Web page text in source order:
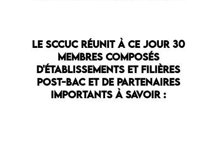
Le SCCUC réunit à ce jour 30
membres composés
d'établissements et filières
post-bac et de partenaires
importants à savoir :